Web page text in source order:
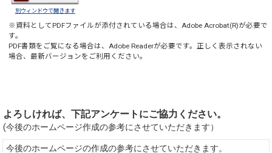
別ウィンドウで開きます
※資料としてPDFファイルが添付されている場合は、 Adobe Acrobat(R)が必要で
す。
PDF書類をご覧になる場合は、 Adobe Readerが必要です。正しく表示されない
場合、最新バージョンをご利用ください。